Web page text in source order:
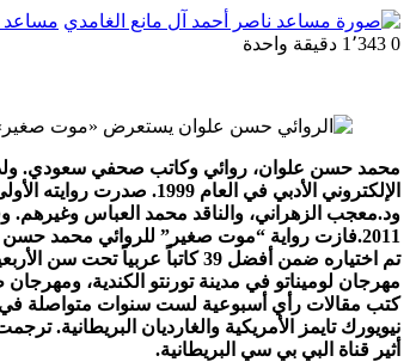
مساعد
0
دقيقة واحدة
2011.فازت رواية “موت صغير” للروائي محمد حسن علوان بالجائزة العالمية للرواية العربية(البوكر) في دورتها العاشرة 2017.
مهرجان لوميناتو في مدينة تورنتو الكندية،
كتب مقالات رأي أسبوعية لست سنوات متواصلة
أثير قناة البي بي سي البريطانية.